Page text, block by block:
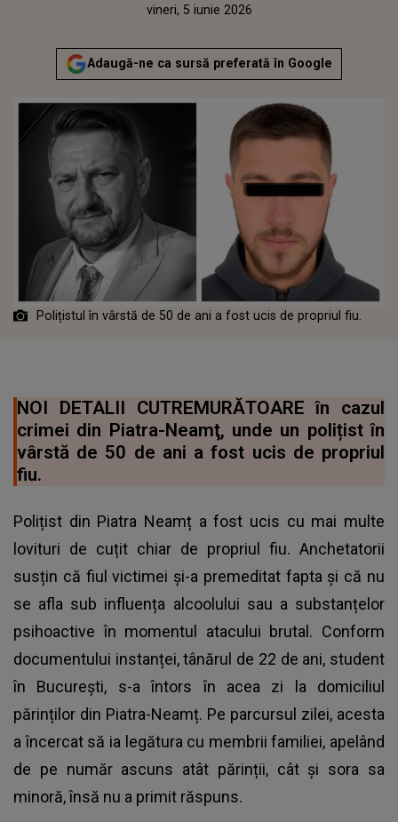
Actualizat:
vineri, 5 iunie 2026
Adaugă-ne ca sursă preferată în Google
Polițistul în vârstă de 50 de ani a fost ucis de propriul fiu.
NOI DETALII CUTREMURĂTOARE în cazul
crimei din Piatra-Neamţ, unde un polițist în
vârstă de 50 de ani a fost ucis de propriul
fiu.
Polițist din Piatra Neamț a fost ucis cu mai multe
lovituri de cuțit chiar de propriul fiu. Anchetatorii
susțin că fiul victimei și-a premeditat fapta și că nu
se afla sub influența alcoolului sau a substanțelor
psihoactive în momentul atacului brutal. Conform
documentului instanței, tânărul de 22 de ani, student
în București, s-a întors în acea zi la domiciliul
părinților din Piatra-Neamț. Pe parcursul zilei, acesta
a încercat să ia legătura cu membrii familiei, apelând
de pe număr ascuns atât părinții, cât și sora sa
minoră, însă nu a primit răspuns.